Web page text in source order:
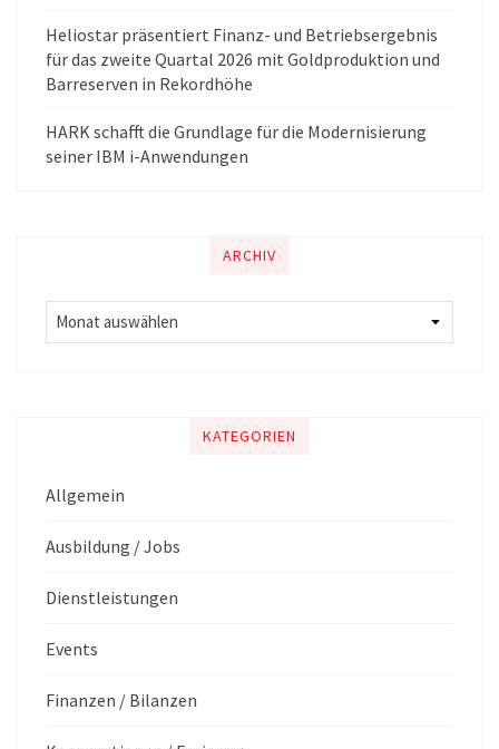
Heliostar präsentiert Finanz- und Betriebsergebnis
für das zweite Quartal 2026 mit Goldproduktion und
Barreserven in Rekordhöhe
HARK schafft die Grundlage für die Modernisierung
seiner IBM i-Anwendungen
ARCHIV
KATEGORIEN
Allgemein
Ausbildung / Jobs
Dienstleistungen
Events
Finanzen / Bilanzen